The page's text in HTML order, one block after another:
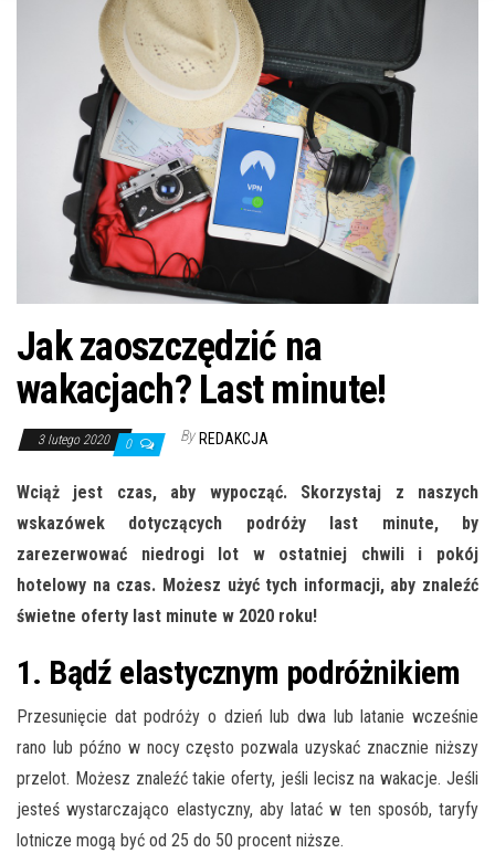
Jak zaoszczędzić na
wakacjach? Last minute!
3 lutego 2020 0 By REDAKCJA
Wciąż jest czas, aby wypocząć. Skorzystaj z naszych
wskazówek dotyczących podróży last minute, by
zarezerwować niedrogi lot w ostatniej chwili i pokój
hotelowy na czas. Możesz użyć tych informacji, aby znaleźć
świetne oferty last minute w 2020 roku!
1. Bądź elastycznym podróżnikiem
Przesunięcie dat podróży o dzień lub dwa lub latanie wcześnie
rano lub późno w nocy często pozwala uzyskać znacznie niższy
przelot. Możesz znaleźć takie oferty, jeśli lecisz na wakacje. Jeśli
jesteś wystarczająco elastyczny, aby latać w ten sposób, taryfy
lotnicze mogą być od 25 do 50 procent niższe.